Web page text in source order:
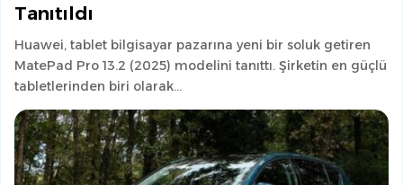
Tanıtıldı
Huawei, tablet bilgisayar pazarına yeni bir soluk getiren
MatePad Pro 13.2 (2025) modelini tanıttı. Şirketin en güçlü
tabletlerinden biri olarak…